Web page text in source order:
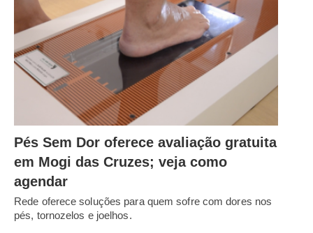
Pés Sem Dor oferece avaliação gratuita
em Mogi das Cruzes; veja como
agendar
Rede oferece soluções para quem sofre com dores nos
pés, tornozelos e joelhos.